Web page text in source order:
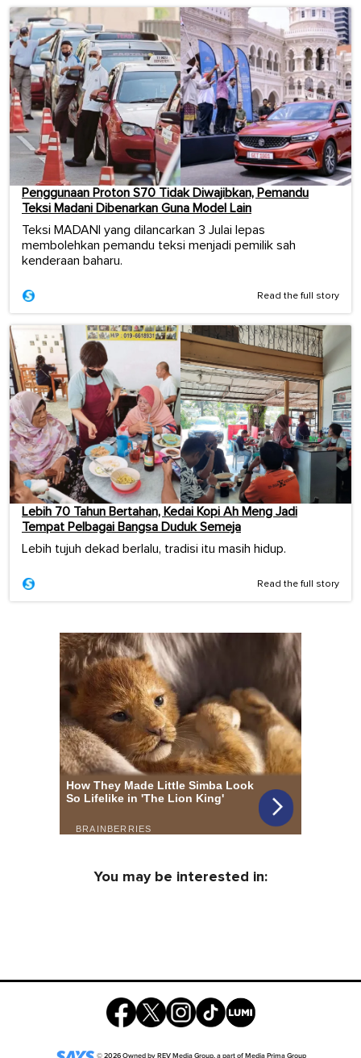
Penggunaan Proton S70 Tidak Diwajibkan, Pemandu
Teksi Madani Dibenarkan Guna Model Lain
Teksi MADANI yang dilancarkan 3 Julai lepas
membolehkan pemandu teksi menjadi pemilik sah
kenderaan baharu.
Read the full story
Lebih 70 Tahun Bertahan, Kedai Kopi Ah Meng Jadi
Tempat Pelbagai Bangsa Duduk Semeja
Lebih tujuh dekad berlalu, tradisi itu masih hidup.
Read the full story
You may be interested in: